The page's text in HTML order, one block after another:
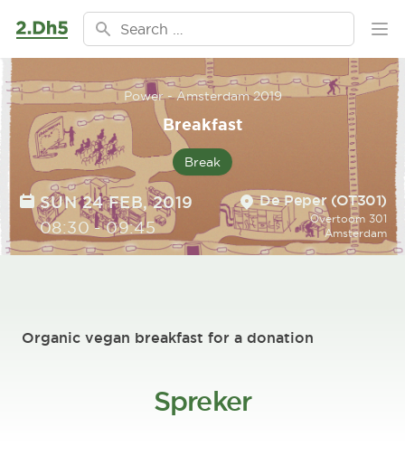
Skip to content
Search for:
Power - Amsterdam 2019
Breakfast
Break
DATE
SUN 24 FEB, 2019
TIME
08:30-09:45
Location
De Peper (OT301)
Overtoom 301
Amsterdam
Organic vegan breakfast for a donation
Spreker